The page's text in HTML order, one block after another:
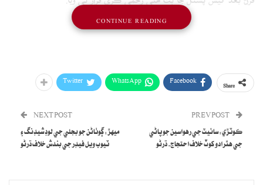
واقعي جي رپورٽ سائيٽ ٿاڻي تي داخل ڪرائي وئي آهي جڏهن ته پوليس
Facebook
WhatsApp
Twitter
ڪوٽڙي: سائيٽ جي رهواسين جو پاڻي
جي هٿرادو کوٽ خلاف احتجاج، ڌرڻو
NEXT POST
ميهڙ: ڳوٺاڻن جو بجلي جي لوڊشيڊنگ ۽
ٽيوب ويل فيڊر جي بندش خلاف ڌرڻو